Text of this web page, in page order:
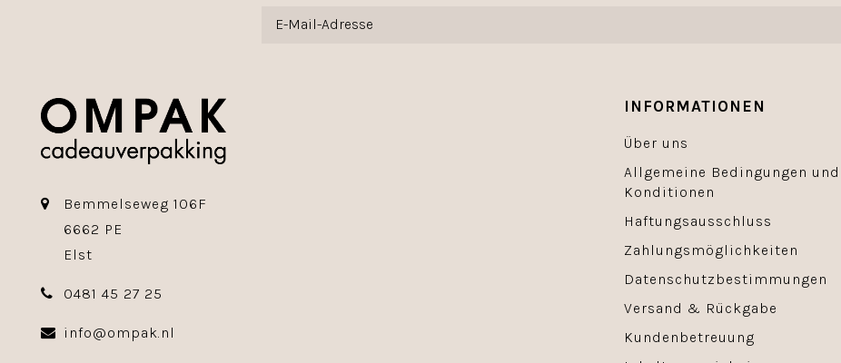
Bemmelseweg 106F
6662 PE
Elst
0481 45 27 25
info@ompak.nl
INFORMATIONEN
Über uns
Allgemeine Bedingungen und
Konditionen
Haftungsausschluss
Zahlungsmöglichkeiten
Datenschutzbestimmungen
Versand & Rückgabe
Kundenbetreuung